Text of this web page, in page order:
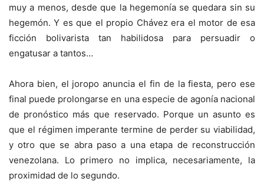
muy a menos, desde que la hegemonía se quedara sin su
hegemón. Y es que el propio Chávez era el motor de esa
ficción bolivarista tan habilidosa para persuadir o
engatusar a tantos…
Ahora bien, el joropo anuncia el fin de la fiesta, pero ese
final puede prolongarse en una especie de agonía nacional
de pronóstico más que reservado. Porque un asunto es
que el régimen imperante termine de perder su viabilidad,
y otro que se abra paso a una etapa de reconstrucción
venezolana. Lo primero no implica, necesariamente, la
proximidad de lo segundo.